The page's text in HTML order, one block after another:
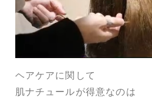
ヘアケアに関して
肌ナチュールが得意なのは